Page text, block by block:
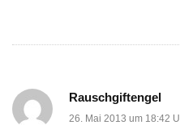
Rauschgiftengel
26. Mai 2013 um 18:42